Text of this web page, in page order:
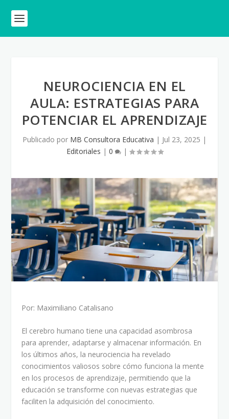
NEUROCIENCIA EN EL
AULA: ESTRATEGIAS PARA
POTENCIAR EL APRENDIZAJE
Publicado por MB Consultora Educativa | Jul 23, 2025 |
Editoriales | 0 |
Por: Maximiliano Catalisano
El cerebro humano tiene una capacidad asombrosa
para aprender, adaptarse y almacenar información. En
los últimos años, la neurociencia ha revelado
conocimientos valiosos sobre cómo funciona la mente
en los procesos de aprendizaje, permitiendo que la
educación se transforme con nuevas estrategias que
faciliten la adquisición del conocimiento.